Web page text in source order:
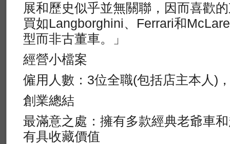
展和歷史似乎並無關聯，因而喜歡
買如Langborghini、Ferrari和
型而非古董車。」
經營小檔案
僱用人數：3位全職(包括店主本人)
創業總結
最滿意之處：擁有多款經典老爺車
有具收藏價值